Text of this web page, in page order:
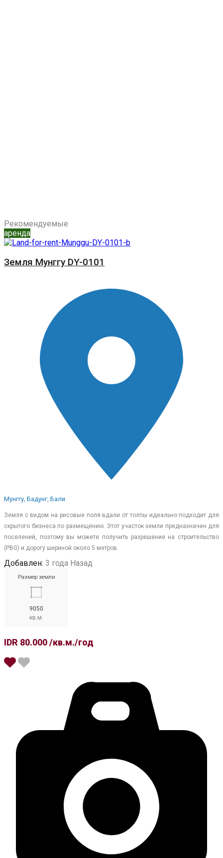
Рекомендуемые
аренда
Земля Мунггу DY-0101
Мунггу, Бадунг, Бали
Земля с видом на рисовые поля вдали от толпы идеально подходит для
скрытого бизнеса по размещению. Этот участок земли предназначен для
поселений, поэтому вы можете получить разрешение на строительство
(PBG) и дорогу шириной около 5 метров.
Добавлен: 3 года Назад
Размер земли
9050
кв.м.
IDR 80.000 /кв.м./год